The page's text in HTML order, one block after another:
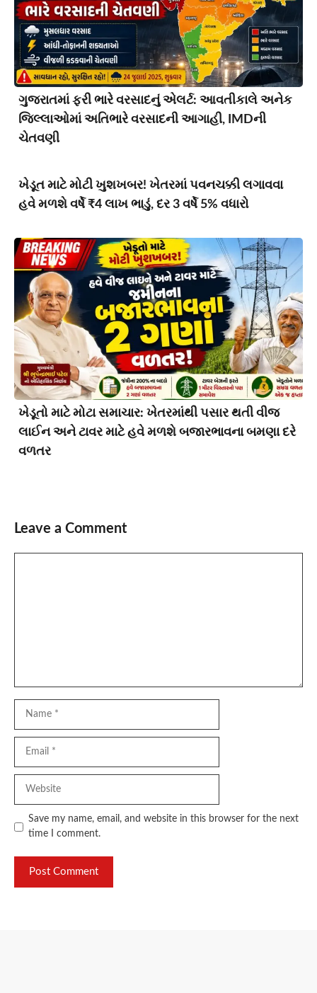
ગુજરાતમાં ફરી ભારે વરસાદનું એલર્ટ: આવતીકાલે અનેક
જિલ્લાઓમાં અતિભારે વરસાદની આગાહી, IMDની
ચેતવણી
ખેડૂત માટે મોટી ખુશખબર! ખેતરમાં પવનચક્કી લગાવવા
હવે મળશે વર્ષે ₹4 લાખ ભાડું, દર 3 વર્ષે 5% વધારો
ખેડૂતો માટે મોટા સમાચાર: ખેતરમાંથી પસાર થતી વીજ
લાઈન અને ટાવર માટે હવે મળશે બજારભાવના બમણા દરે
વળતર
Leave a Comment
Save my name, email, and website in this browser for the next
time I comment.